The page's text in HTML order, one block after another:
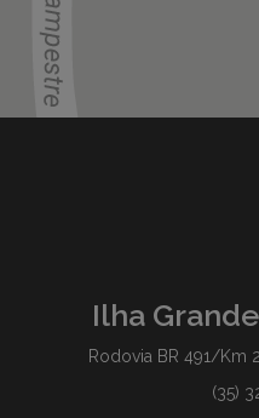
Ilha
Rodovia BR 491/Km
(35)